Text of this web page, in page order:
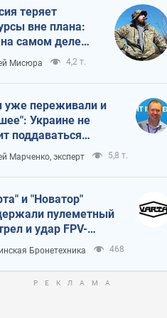
теряет
вне плана:
на самом деле
темп войны
Мисюра 4,2 т.
переживали и
Украине не
поддаваться
из-за
террора
Марченко, эксперт 5,8 т.
и "Новатор"
пулеметный
и удар FPV-
сохранив жизнь
ВСУ
Бронетехника 468